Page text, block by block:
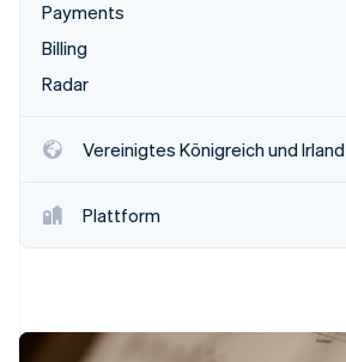
Betrugsprävention
Atlas
Start-up-Gründung
Payments
Billing
Radar
Vereinigtes Königreich und Irland
Plattform